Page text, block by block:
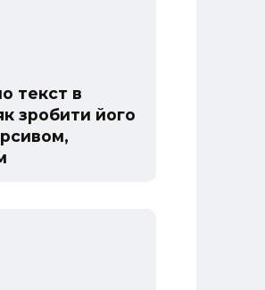
текст в
зробити його